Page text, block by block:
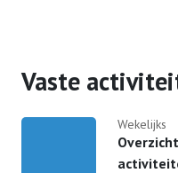
Nieuws
Activiteiten
Vaste
Wekelijks